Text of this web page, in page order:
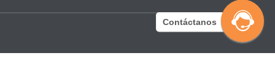
Contáctanos